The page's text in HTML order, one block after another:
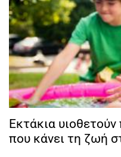
Εκτάκια
που κάνει τη ζωή